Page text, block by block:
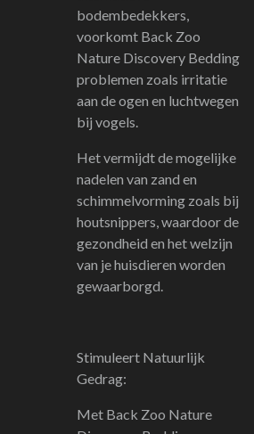
bodembedekkers,
voorkomt Back Zoo
Nature Discovery Bedding
problemen zoals irritatie
aan de ogen en luchtwegen
bij vogels.
Het vermijdt de mogelijke
nadelen van zand en
schimmelvorming zoals bij
houtsnippers, waardoor de
gezondheid en het welzijn
van je huisdieren worden
gewaarborgd.
Stimuleert Natuurlijk
Gedrag:
Met Back Zoo Nature